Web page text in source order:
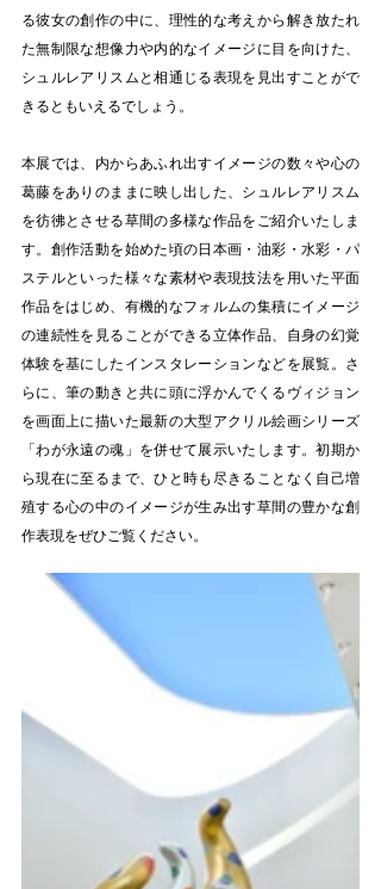
る彼女の創作の中に、理性的な考えから解き放たれ
た無制限な想像力や内的なイメージに目を向けた、
シュルレアリスムと相通じる表現を見出すことがで
きるともいえるでしょう。
本展では、内からあふれ出すイメージの数々や心の
葛藤をありのままに映し出した、シュルレアリスム
を彷彿とさせる草間の多様な作品をご紹介いたしま
す。創作活動を始めた頃の日本画・油彩・水彩・パ
ステルといった様々な素材や表現技法を用いた平面
作品をはじめ、有機的なフォルムの集積にイメージ
の連続性を見ることができる立体作品、自身の幻覚
体験を基にしたインスタレーションなどを展覧。さ
らに、筆の動きと共に頭に浮かんでくるヴィジョン
を画面上に描いた最新の大型アクリル絵画シリーズ
「わが永遠の魂」を併せて展示いたします。初期か
ら現在に至るまで、ひと時も尽きることなく自己増
殖する心の中のイメージが生み出す草間の豊かな創
作表現をぜひご覧ください。